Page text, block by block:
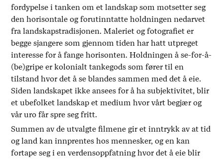
fordypelse i tanken om et landskap som motsetter seg
den horisontale og forutinntatte holdningen nedarvet
fra landskapstradisjonen. Maleriet og fotografiet er
begge sjangere som gjennom tiden har hatt utpreget
interesse for å fange horisonten. Holdningen å se-for-å-
(be)gripe er kolonialt tankegods som fører til en
tilstand hvor det å se blandes sammen med det å eie.
Siden landskapet ikke ansees for å ha subjektivitet, blir
et ubefolket landskap et medium hvor vårt begjær og
vår uro får spre seg fritt.
Summen av de utvalgte filmene gir et inntrykk av at tid
og land kan innprentes hos mennesker, og en kan
fortape seg i en verdensoppfatning hvor det å eie blir